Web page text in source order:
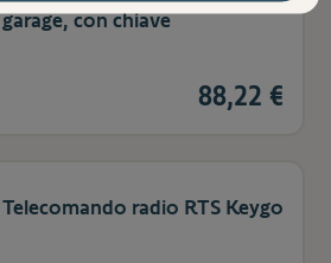
garage, con chiave
88,22 €
Telecomando radio RTS Keygo